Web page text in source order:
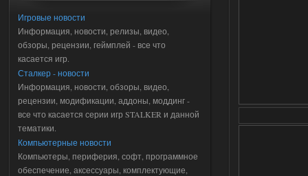
Игровые новости
Информация, новости, релизы, видео,
обзоры, рецензии, геймплей - все что
касается игр.
Сталкер - новости
Информация, новости, обзоры, видео,
рецензии, модификации, аддоны, моддинг -
все что касается серии игр STALKER и данной
тематики.
Компьютерные новости
Компьютеры, периферия, софт, программное
обеспечение, аксессуары, комплектующие,